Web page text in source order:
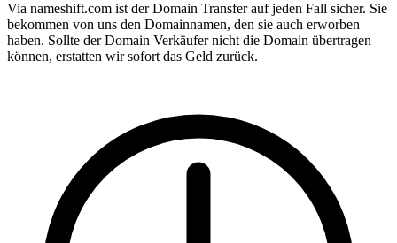
Via nameshift.com ist der Domain Transfer auf jeden Fall sicher. Sie
bekommen von uns den Domainnamen, den sie auch erworben
haben. Sollte der Domain Verkäufer nicht die Domain übertragen
können, erstatten wir sofort das Geld zurück.